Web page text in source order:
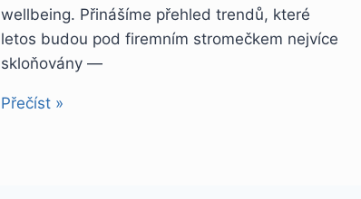
wellbeing. Přinášíme přehled trendů, které
letos budou pod firemním stromečkem nejvíce
skloňovány —
Přečíst »